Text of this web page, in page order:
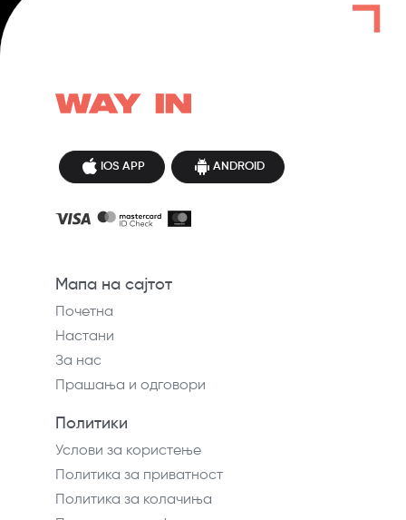
IOS APP ANDROID
Мапа на сајтот
Почетна
Настани
За нас
Прашања и одговори
Политики
Услови за користење
Политика за приватност
Политика за колачиња